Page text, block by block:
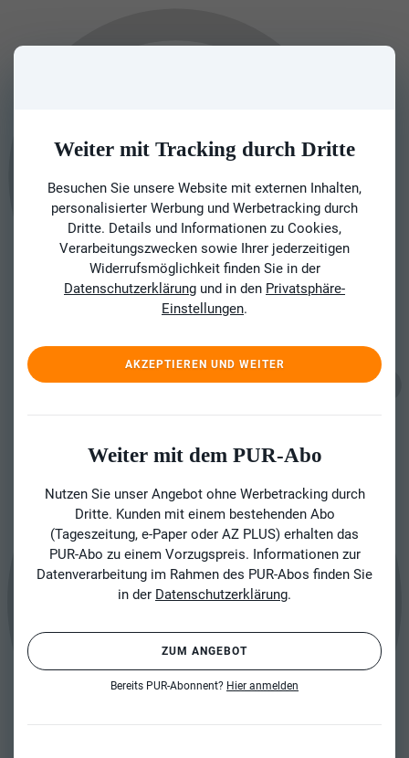
Weiter mit Tracking durch Dritte
Besuchen Sie unsere Website mit externen Inhalten,
personalisierter Werbung und Werbetracking durch
Dritte. Details und Informationen zu Cookies,
Verarbeitungszwecken sowie Ihrer jederzeitigen
Widerrufsmöglichkeit finden Sie in der
Datenschutzerklärung und in den Privatsphäre-
Einstellungen.
AKZEPTIEREN UND WEITER
Weiter mit dem PUR-Abo
Nutzen Sie unser Angebot ohne Werbetracking durch
Dritte. Kunden mit einem bestehenden Abo
(Tageszeitung, e-Paper oder AZ PLUS) erhalten das
PUR-Abo zu einem Vorzugspreis. Informationen zur
Datenverarbeitung im Rahmen des PUR-Abos finden Sie
in der Datenschutzerklärung.
ZUM ANGEBOT
Bereits PUR-Abonnent? Hier anmelden